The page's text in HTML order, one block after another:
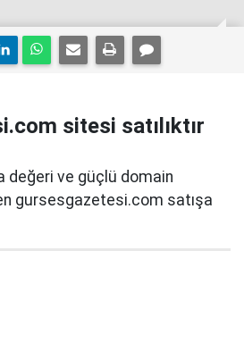
sitesi satılıktır
değeri ve güçlü domain
gursesgazetesi.com satışa